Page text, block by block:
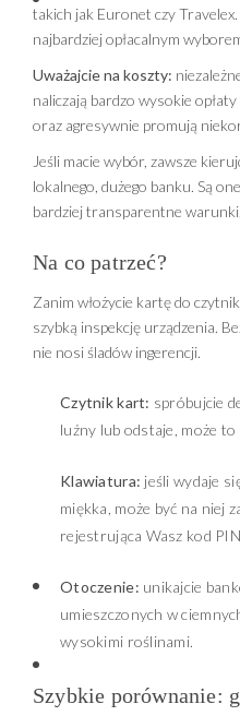
takich jak Euronet czy
najbardziej opłacalnym
Uważajcie na koszty:
naliczają bardzo wysokie
oraz agresywnie promują
Jeśli macie wybór, zawsze
lokalnego, dużego banku. Są
bardziej transparentne warunki.
Na co patrzeć?
Zanim włożycie kartę do
szybką inspekcję urządzenia.
nie nosi śladów ingerencji.
Czytnik kart: spróbujcie
luźny lub odstaje, może to
Klawiatura: jeśli wydaje
miękka, może być na niej
rejestrująca Wasz kod
Otoczenie: unikajcie
umieszczonych w
wysokimi roślinami.
Szybkie porównanie: